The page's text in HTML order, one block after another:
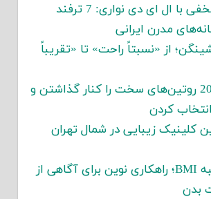
نورپردازی مخفی با ال ای دی نواری: 7 ترفند
مدرن ایرانی
از «نسبتاً راحت» تا «تقریباً
چرا زنان 2025 روتین‌های سخت را کنار گذاشتن و
کردن
کلینیک زیبایی در شمال تهران
ربات محاسبه BMI؛ راهکاری نوین برای آگاهی از
بدن